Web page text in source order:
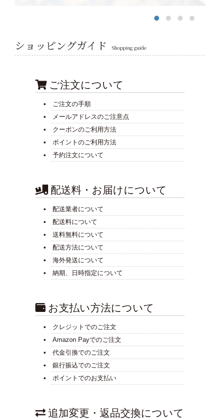
ショッピングガイド Shopping guide
ご注文について
ご注文の手順
メールアドレスのご注意点
クーポンのご利用方法
ポイントのご利用方法
予約注文について
配送料・お届けについて
配送業者について
配送料について
送料無料について
配送方法について
海外発送について
納期、日時指定について
お支払い方法について
クレジットでのご注文
Amazon Payでのご注文
代金引換でのご注文
銀行振込でのご注文
ポイントでのお支払い
追加変更・返品交換について